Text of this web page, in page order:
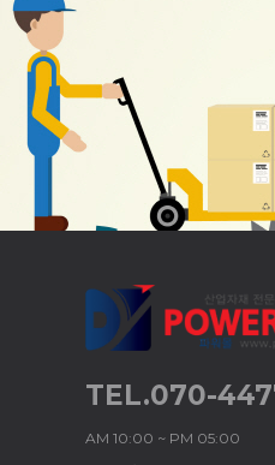
TEL.070-
AM 10:00 ~ PM 05:00